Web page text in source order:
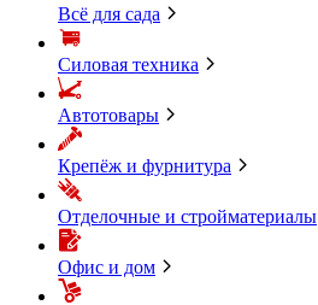
Всё для сада
Силовая техника
Автотовары
Крепёж и фурнитура
Отделочные и стройматериалы
Офис и дом